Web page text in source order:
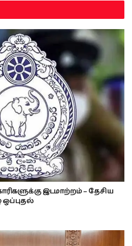
இடமாற்றம் – தேசிய